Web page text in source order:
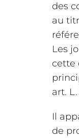
des
au
Les
cette
art. L.
Il
de